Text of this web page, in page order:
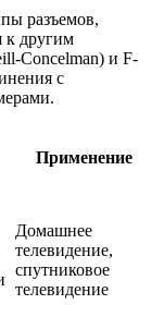
разъемов,
к другим
Concelman) и F-
с
Применение
Домашнее
телевидение,
спутниковое
телевидение